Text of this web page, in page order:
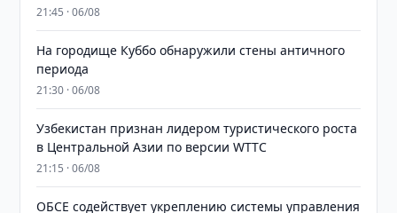
21:45 · 06/08
На городище Куббо обнаружили стены античного
периода
21:30 · 06/08
Узбекистан признан лидером туристического роста
в Центральной Азии по версии WTTC
21:15 · 06/08
ОБСЕ содействует укреплению системы управления